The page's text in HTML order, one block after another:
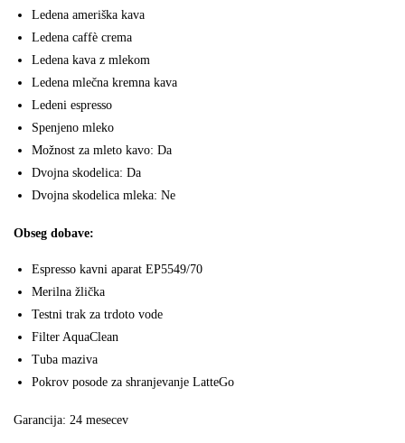
Ledena ameriška kava
Ledena caffè crema
Ledena kava z mlekom
Ledena mlečna kremna kava
Ledeni espresso
Spenjeno mleko
Možnost za mleto kavo: Da
Dvojna skodelica: Da
Dvojna skodelica mleka: Ne
Obseg dobave:
Espresso kavni aparat EP5549/70
Merilna žlička
Testni trak za trdoto vode
Filter AquaClean
Tuba maziva
Pokrov posode za shranjevanje LatteGo
Garancija: 24 mesecev